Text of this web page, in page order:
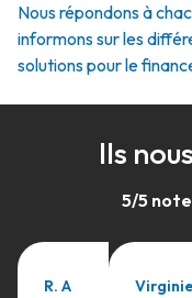
Nous répondons à
informons sur les
solutions pour le
Ils
5/5
R. A
Virginie